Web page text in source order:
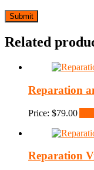
Related
Reparation
Price: $79.00
Reparation